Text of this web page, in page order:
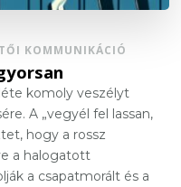
KOMMUNIKÁCIÓ
komoly veszélyt
A „vegyél fel lassan,
hogy a rossz
a halogatott
a csapatmorált és a